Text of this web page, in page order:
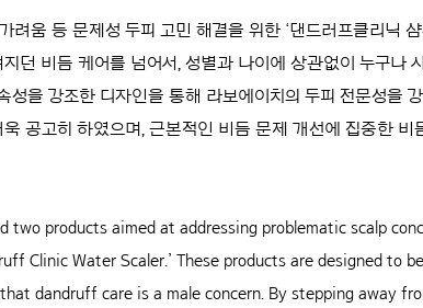
움 등 문제성 두피 고민 해결을 위한 ‘댄드러프클리닉
던 비듬 케어를 넘어서, 성별과 나이에 상관없이 누구나
성을 강조한 디자인을 통해 라보에이치의 두피 전문성을
공고히 하였으며, 근본적인 비듬 문제 개선에 집중한 비
two products aimed at addressing problematic scalp
Clinic Water Scaler.’ These products are designed to
dandruff care is a male concern. By stepping away